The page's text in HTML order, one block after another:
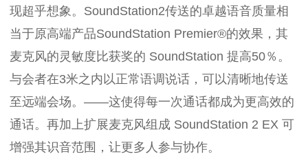
现超乎想象。SoundStation2传送的卓越语音质量相
当于原高端产品SoundStation Premier®的效果，其
麦克风的灵敏度比获奖的 SoundStation 提高50％。
与会者在3米之内以正常语调说话，可以清晰地传送
至远端会场。——这使得每一次通话都成为更高效的
通话。再加上扩展麦克风组成 SoundStation 2 EX 可
增强其识音范围，让更多人参与协作。